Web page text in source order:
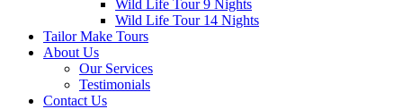
Wild Life Tour 9 Nights
Wild Life Tour 14 Nights
Tailor Make Tours
About Us
Our Services
Testimonials
Contact Us